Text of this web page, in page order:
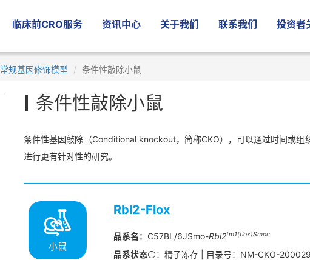
临床前CRO服务 资讯中心 关于我们 联系我们 投资者
常规基因修饰模型 条件性敲除小鼠
条件性敲除小鼠
条件性基因敲除（Conditional knockout，简称CKO），可以通过时间或组
进行更有针对性的研究。
小鼠
Rbl2-Flox
品系名： C57BL/6JSmo-Rbl2tm1(flox)Smoc
品系状态
：精子冻存 | 目录号：NM-CKO-